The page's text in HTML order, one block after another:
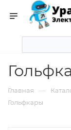
Главная —
Гольфкары